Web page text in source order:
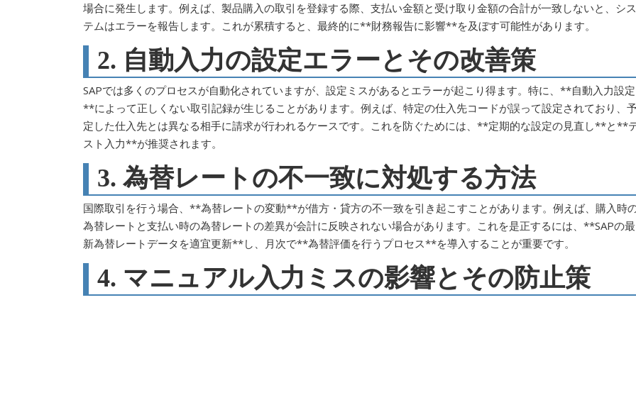
場合に発生します。例えば、製品購入の取引を登録する際、支払い金額と受け取り金額の合計が一致しないと、シス
テムはエラーを報告します。これが累積すると、最終的に**財務報告に影響**を及ぼす可能性があります。
2. 自動入力の設定エラーとその改善策
SAPでは多くのプロセスが自動化されていますが、設定ミスがあるとエラーが起こり得ます。特に、**自動入力設定
**によって正しくない取引記録が生じることがあります。例えば、特定の仕入先コードが誤って設定されており、
定した仕入先とは異なる相手に請求が行われるケースです。これを防ぐためには、**定期的な設定の見直し**と**
スト入力**が推奨されます。
3. 為替レートの不一致に対処する方法
国際取引を行う場合、**為替レートの変動**が借方・貸方の不一致を引き起こすことがあります。例えば、購入時
為替レートと支払い時の為替レートの差異が会計に反映されない場合があります。これを是正するには、**SAPの最
新為替レートデータを適宜更新**し、月次で**為替評価を行うプロセス**を導入することが重要です。
4. マニュアル入力ミスの影響とその防止策